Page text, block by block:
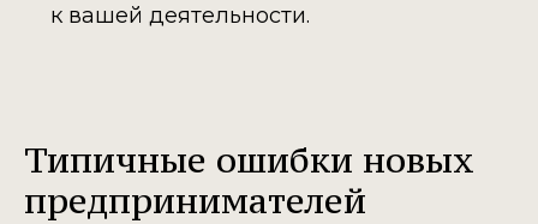
к вашей деятельности.
Типичные ошибки новых
предпринимателей